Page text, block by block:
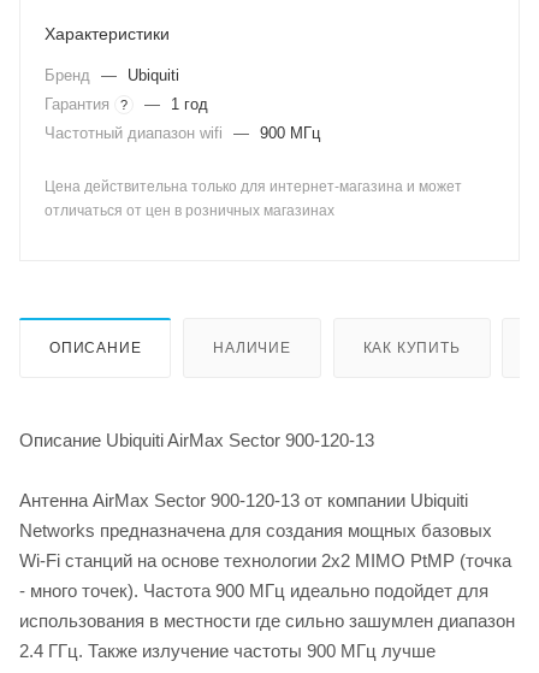
Характеристики
Бренд —
Ubiquiti
Гарантия
? —
1 год
Частотный диапазон wifi
— 900 МГц
Цена действительна только для интернет-магазина и может
отличаться от цен в розничных магазинах
ОПИСАНИЕ НАЛИЧИЕ КАК КУПИТЬ
Описание Ubiquiti AirMax Sector 900-120-13
Антенна AirMax Sector 900-120-13 от компании Ubiquiti
Networks предназначена для cоздания мощных базовых
Wi-Fi станций на основе технологии 2х2 MIMO PtMP (точка
- много точек). Частота 900 МГц идеально подойдет для
использования в местности где сильно зашумлен диапазон
2.4 ГГц. Также излучение частоты 900 МГц лучше